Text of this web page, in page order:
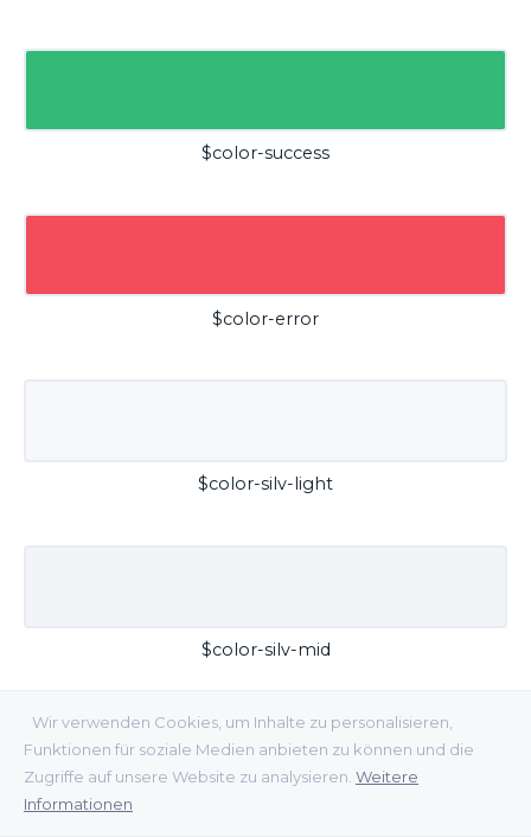
Wir verwenden Cookies, um Inhalte zu personalisieren,
Funktionen für soziale Medien anbieten zu können und die
Zugriffe auf unsere Website zu analysieren. Weitere
Informationen
$color-success
$color-error
$color-silv-light
$color-silv-mid